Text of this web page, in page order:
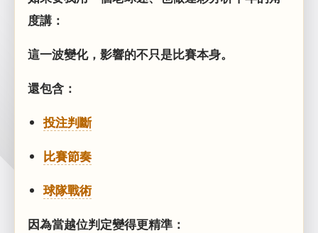
度講：
這一波變化，影響的不只是比賽本身。
還包含：
投注判斷
比賽節奏
球隊戰術
因為當越位判定變得更精準：